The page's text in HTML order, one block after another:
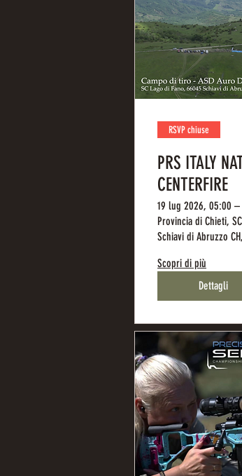
RSVP chiuse
PRS ITALY NATIONAL
CENTERFIRE
19 lug 2026, 05:00 –
Provincia di Chieti,
Schiavi di Abruzzo
Scopri di più
Dettagli